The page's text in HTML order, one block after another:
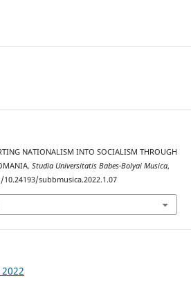
NATIONALISM INTO SOCIALISM THROUGH
Studia Universitatis Babes-Bolyai Musica,
subbmusica.2022.1.07